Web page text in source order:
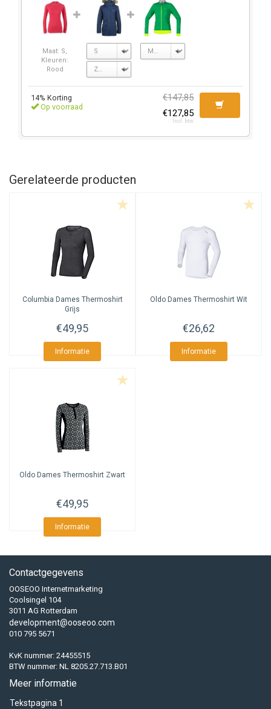
Maat: S,
Kleuren:
Rood
14% Korting
€147,85
€127,85
Incl. btw
Op voorraad
Gerelateerde producten
Columbia Dames Thermoshirt
Grijs
€49,95
Informatie
Oldo Dames Thermoshirt Wit
€26,62
Informatie
Oldo Dames Thermoshirt Zwart
€49,95
Informatie
Contactgegevens
OOSEOO Internetmarketing
Coolsingel 104
3011 AG Rotterdam
development@ooseoo.com
010 795 5671
KvK nummer: 24455515
BTW nummer: NL 8205.27.713.B01
Meer informatie
Tekstpagina 1